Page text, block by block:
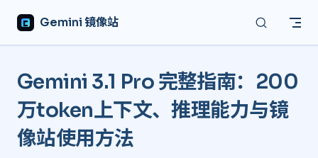
Skip to content
Gemini 镜像站
Gemini 3.1 Pro 完整指南：200
万token上下文、推理能力与镜
像站使用方法